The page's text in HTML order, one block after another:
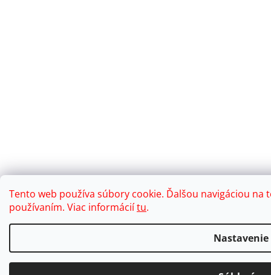
Tento web používa súbory cookie. Ďalšou navigáciou
používaním. Viac informáciítu.
Nastavenie